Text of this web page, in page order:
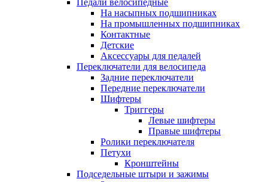
На насыпных подшипниках
На промышленных подшипниках
Контактные
Детские
Аксессуары для педалей
Переключатели для велосипеда
Задние переключатели
Передние переключатели
Шифтеры
Триггеры
Левые шифтеры
Правые шифтеры
Ролики переключателя
Петухи
Кронштейны
Подседельные штыри и зажимы